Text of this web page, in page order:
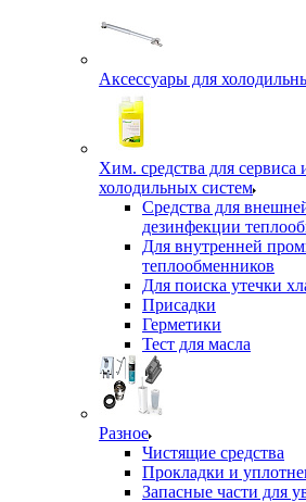
Аксессуары для
Хим. средства для сервиса
холодильных систем
Средства для
дезинфекции
Для внутренней
теплообменников
Для поиска утечки
Присадки
Герметики
Тест для масла
Разное
Чистящие средства
Прокладки и
Запасные части для